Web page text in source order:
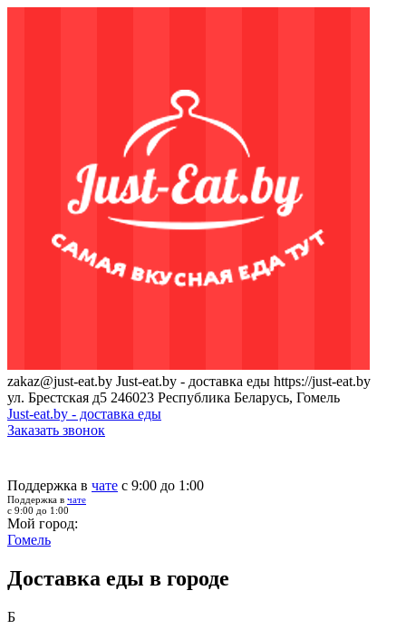
zakaz@just-eat.by Just-eat.by - доставка еды https://just-eat.by
ул. Брестская д5 246023 Республика Беларусь, Гомель
Just-eat.by - доставка еды
Заказать звонок
Поддержка в чате с 9:00 до 1:00
Поддержка в чате
с 9:00 до 1:00
Мой город:
Гомель
Доставка еды в городе
Б